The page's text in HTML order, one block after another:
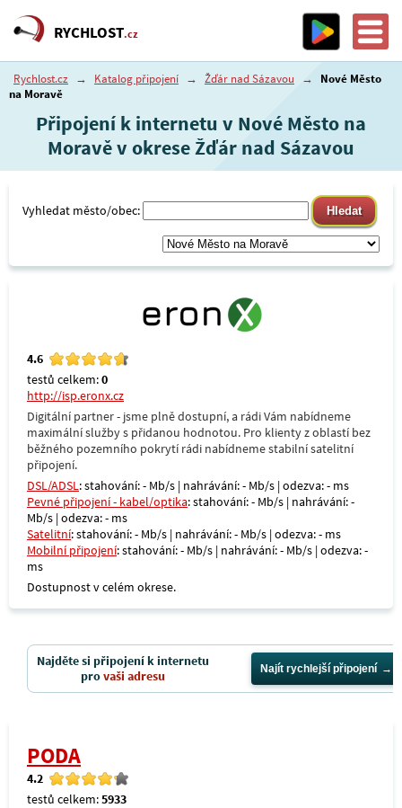
RYCHLOST.cz
Rychlost.cz → Katalog připojení → Žďár nad Sázavou →
Nové Město
na Moravě
Připojení k internetu v Nové Město na
Moravě v okrese Žďár nad Sázavou
Vyhledat město/obec:
4.6
testů celkem:0
http://isp.eronx.cz
Digitální partner - jsme plně dostupní, a rádi Vám nabídneme
maximální služby s přidanou hodnotou. Pro klienty z oblastí bez
běžného pozemního pokrytí rádi nabídneme stabilní satelitní
připojení.
DSL/ADSL: stahování: - Mb/s | nahrávání: - Mb/s | odezva: - ms
Pevné připojení - kabel/optika: stahování: - Mb/s | nahrávání: -
Mb/s | odezva: - ms
Satelitní: stahování: - Mb/s | nahrávání: - Mb/s | odezva: - ms
Mobilní připojení: stahování: - Mb/s | nahrávání: - Mb/s | odezva: -
ms
Dostupnost v celém okrese.
Najděte si připojení k internetu
provaši adresu Najít rychlejší připojení
PODA
4.2
testů celkem:5933